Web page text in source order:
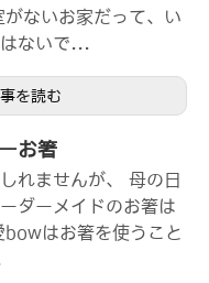
ないお家だって、い
ないで...
を読む
お箸
れませんが、 母の日
ダーメイドのお箸は
bowはお箸を使うこと